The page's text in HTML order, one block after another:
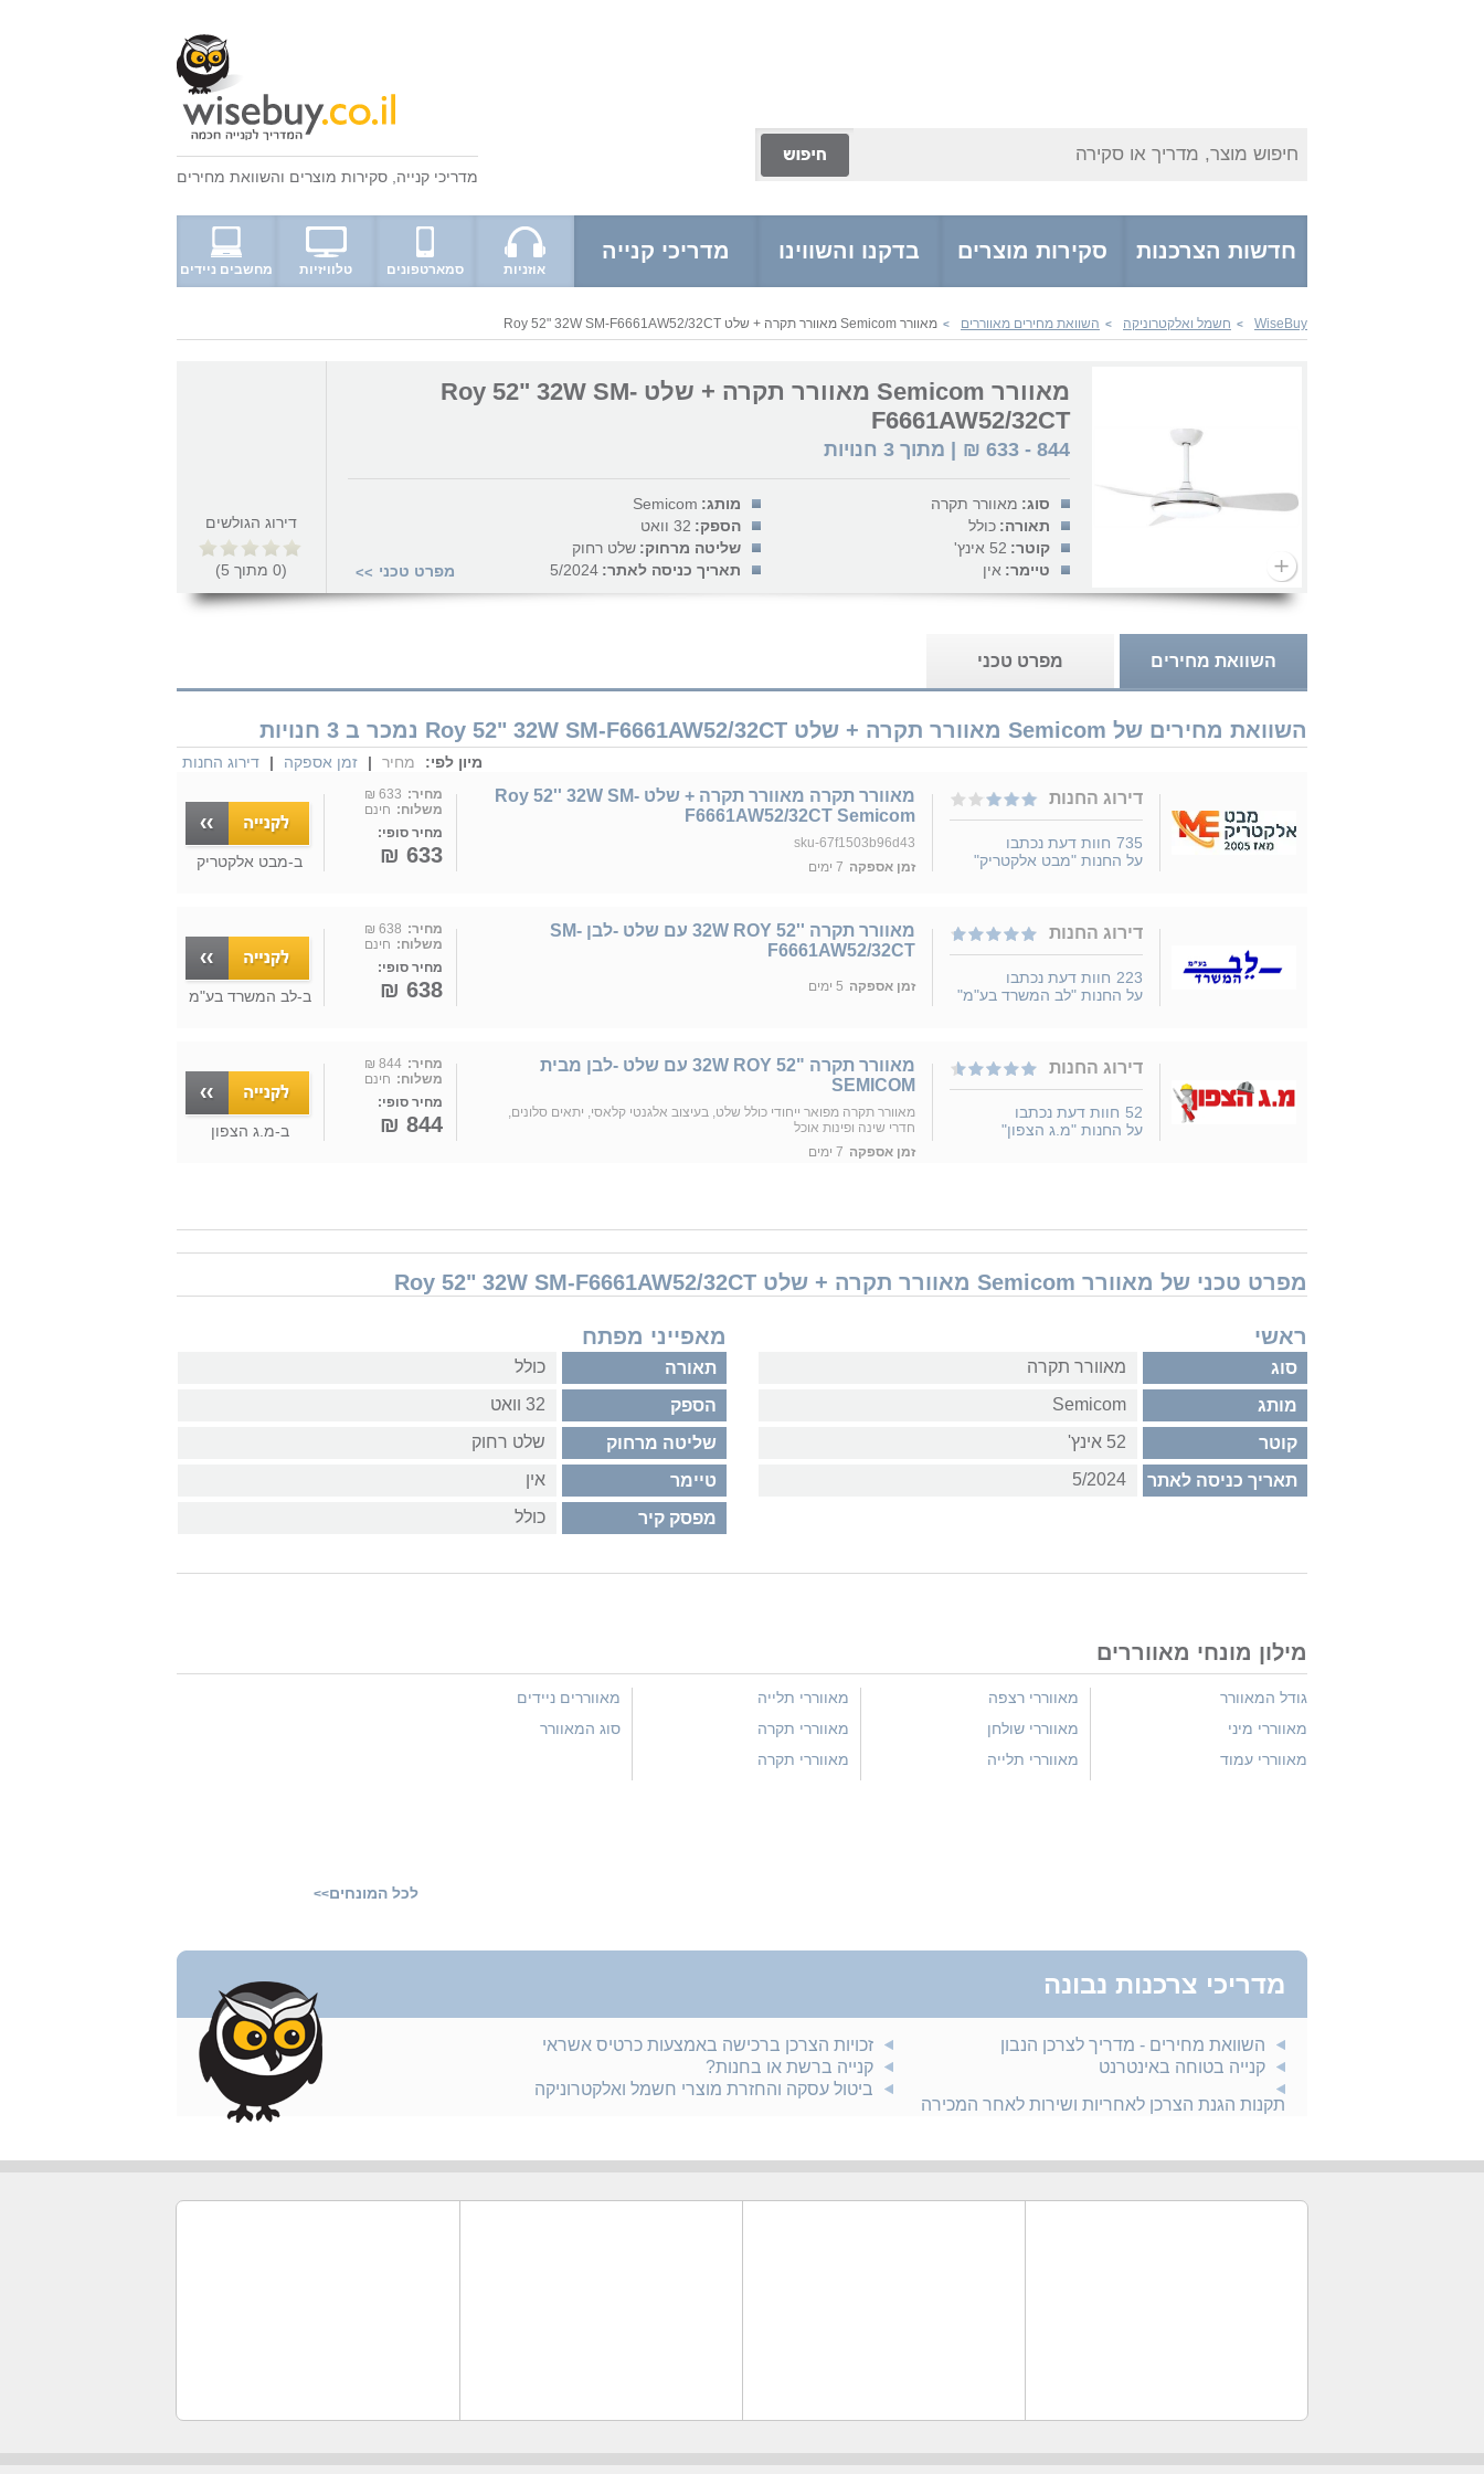
חיפוש מוצר, מדריך או סקירה
מדריכי קנייה סקירות מוצרים והשוואת מחירים
חדשות הצרכנות סקירות מוצרים בדקנו והשווינו מדריכי קנייה
אוזניות סמארטפונים טלוויזיות מחשבים ניידים
WiseBuy
> חשמל ואלקטרוניקה > השוואת מחירים מאווררים > מאוורר Semicom מאוורר תקרה + שלט Roy 52" 32W SM-F6661AW52/32CT
מאוורר Semicom מאוורר תקרה + שלט Roy 52" 32W SM-
F6661AW52/32CT
844
-
633
₪ | מתוך 3 חנויות
סוג: מאוורר תקרה מותג: Semicom
תאורה: כולל הספק: 32 וואט
קוטר: 52 אינץ' שליטה מרחוק: שלט רחוק
טיימר: אין תאריך כניסה לאתר: 5/2024 מפרט טכני >>
דירוג הגולשים
(
0 מתוך 5
)
השוואת מחירים מפרט טכני
השוואת מחירים של Semicom מאוורר תקרה + שלט Roy 52" 32W SM-F6661AW52/32CT נמכר ב 3 חנויות
מיון לפי: מחיר | זמן אספקה | דירוג החנות
דירוג החנות
735 חוות דעת נכתבו
על החנות "מבט אלקטריק"
מאוורר תקרה מאוורר תקרה +‎ שלט Roy 52'' 32W SM-
F6661AW52/32CT Semicom
sku-67f1503b96d43
זמן אספקה 7 ימים
מחיר: 633 ₪
משלוח: חינם
מחיר סופי:
633 ₪ ב-מבט אלקטריק
דירוג החנות
223 חוות דעת נכתבו
על החנות "לב המשרד בע"מ"
מאוורר תקרה ''32W ROY 52 עם שלט -לבן SM-
F6661AW52/32CT
זמן אספקה 5 ימים
מחיר: 638 ₪
משלוח: חינם
מחיר סופי:
638 ₪ ב-לב המשרד בע"מ
דירוג החנות
52 חוות דעת נכתבו
על החנות "מ.ג הצפון"
מאוורר תקרה "32W ROY 52 עם שלט -לבן מבית
SEMICOM
מאוורר תקרה מפואר ייחודי כולל שלט, בעיצוב אלגנטי קלאסי, יתאים סלונים,
חדרי שינה ופינות אוכל
זמן אספקה 7 ימים
מחיר: 844 ₪
משלוח: חינם
מחיר סופי:
844 ₪ ב-מ.ג הצפון
מפרט טכני של מאוורר Semicom מאוורר תקרה + שלט Roy 52" 32W SM-F6661AW52/32CT
ראשי
סוג מאוורר תקרה
מותג Semicom
קוטר 52 אינץ'
תאריך כניסה לאתר 5/2024
מאפייני מפתח
תאורה כולל
הספק 32 וואט
שליטה מרחוק שלט רחוק
טיימר אין
מפסק קיר כולל
מילון מונחי מאווררים
גודל המאוורר
מאווררי מיני
מאווררי עמוד
מאווררי רצפה
מאווררי שולחן
מאווררי תלייה
מאווררי תלייה
מאווררי תקרה
מאווררי תקרה
מאווררים ניידים
סוג המאוורר
לכל המונחים>>
מדריכי צרכנות נבונה
השוואת מחירים - מדריך לצרכן הנבון
קנייה בטוחה באינטרנט
תקנות הגנת הצרכן לאחריות ושירות לאחר המכירה
זכויות הצרכן ברכישה באמצעות כרטיס אשראי
קנייה ברשת או בחנות?
ביטול עסקה והחזרת מוצרי חשמל ואלקטרוניקה